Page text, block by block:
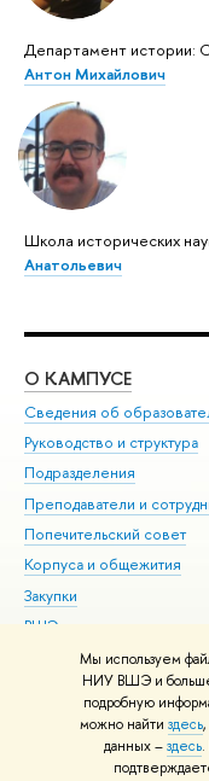
Мы используем
НИУ ВШЭ и
подробную
можно найти здесь,
данных –здесь
Департамент истории:
Антон Михайлович
Школа исторических
Анатольевич
О КАМПУСЕ
Сведения об
Руководство и структура
Подразделения
Преподаватели и
Попечительский совет
Корпуса и общежития
Закупки
ВШЭ для студентов с
здоровья и инвалидностью
Версия для слабовидящих
Единая платежная